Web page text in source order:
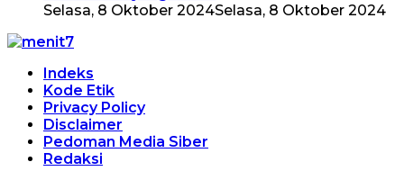
Selasa, 8 Oktober 2024Selasa, 8 Oktober 2024
Indeks
Kode Etik
Privacy Policy
Disclaimer
Pedoman Media Siber
Redaksi